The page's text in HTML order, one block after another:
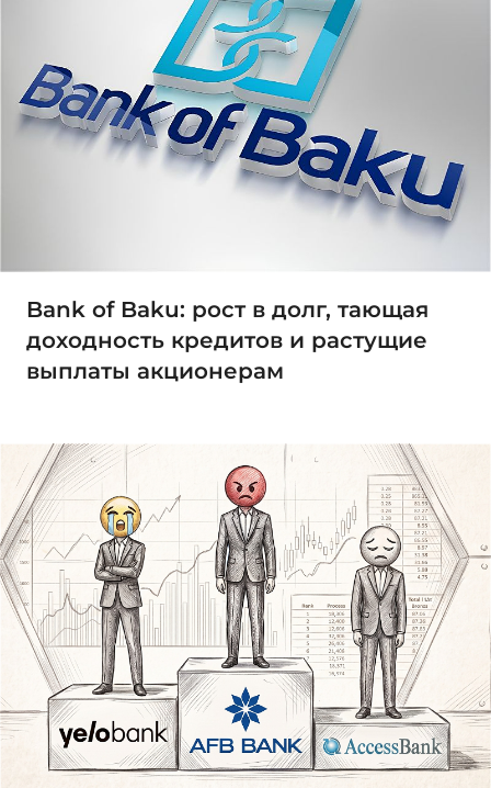
Bank of Baku: рост в долг, тающая
доходность кредитов и растущие
выплаты акционерам